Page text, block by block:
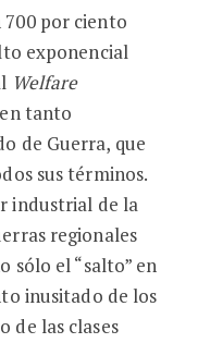
por ciento
exponencial
Welfare
tanto
de Guerra, que
sus términos.
industrial de la
regionales
sólo el “salto” en
inusitado de los
de las clases